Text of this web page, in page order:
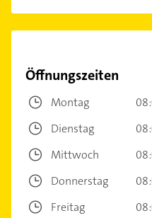
Öffnungszeiten
Montag
Dienstag
Mittwoch
Donnerstag
Freitag